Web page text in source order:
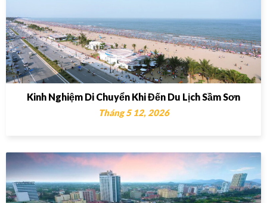
Kinh Nghiệm Di Chuyển Khi Đến Du Lịch Sầm Sơn
Tháng 5 12, 2026